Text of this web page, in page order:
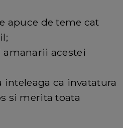
apuce de teme cat
acestei
ca invatatura
si merita toata